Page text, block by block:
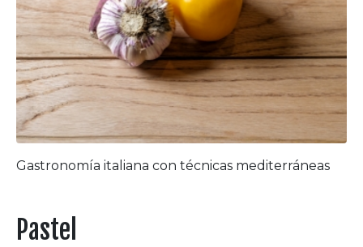
Gastronomía italiana con técnicas mediterráneas
Pastel